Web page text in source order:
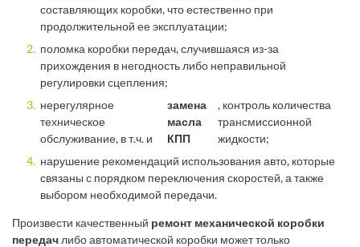
составляющих коробки, что естественно при
продолжительной ее эксплуатации;
поломка коробки передач, случившаяся из-за
прихождения в негодность либо неправильной
регулировки сцепления;
нерегулярное
техническое
обслуживание, в т.ч. и
замена
масла
КПП
, контроль количества
трансмиссионной
жидкости;
нарушение рекомендаций использования авто, которые
связаны с порядком переключения скоростей, а также
выбором необходимой передачи.
Произвести качественный ремонт механической коробки
передач либо автоматической коробки может только